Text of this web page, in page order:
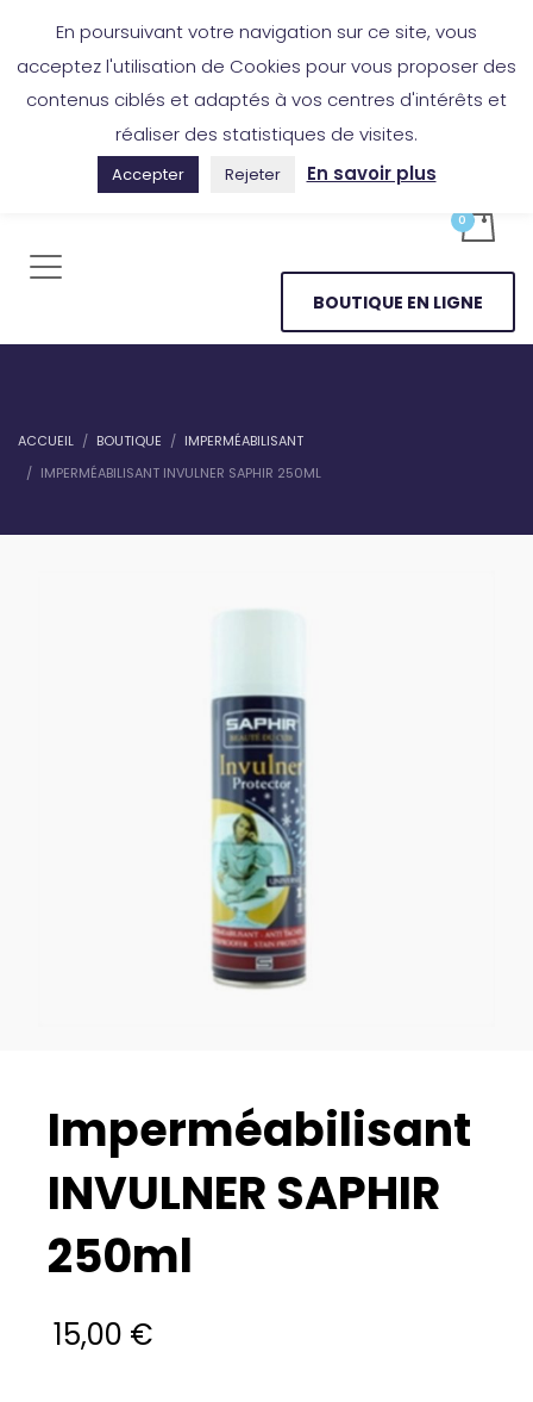
BOUTIQUE EN LIGNE
ACCUEIL BOUTIQUE
IMPERMÉABILISANT
IMPERMÉABILISANT INVULNER SAPHIR 250ML
Imperméabilisant
INVULNER SAPHIR
250ml
15,00 €
En poursuivant votre navigation sur ce site, vous
acceptez l'utilisation de Cookies pour vous proposer des
contenus ciblés et adaptés à vos centres d'intérêts et
réaliser des statistiques de visites.
Accepter Rejeter En savoir plus